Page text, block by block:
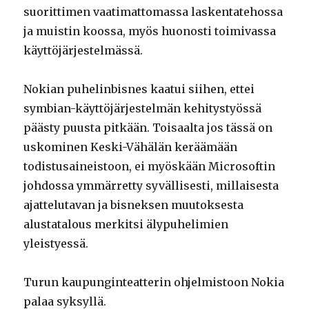
suorittimen vaatimattomassa laskentatehossa
ja muistin koossa, myös huonosti toimivassa
käyttöjärjestelmässä.
Nokian puhelinbisnes kaatui siihen, ettei
symbian-käyttöjärjestelmän kehitystyössä
päästy puusta pitkään. Toisaalta jos tässä on
uskominen Keski-Vähälän keräämään
todistusaineistoon, ei myöskään Microsoftin
johdossa ymmärretty syvällisesti, millaisesta
ajattelutavan ja bisneksen muutoksesta
alustatalous merkitsi älypuhelimien
yleistyessä.
Turun kaupunginteatterin ohjelmistoon Nokia
palaa syksyllä.